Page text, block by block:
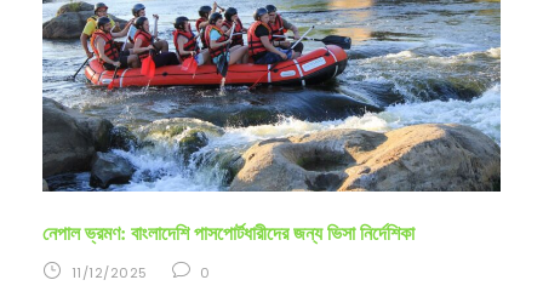
নেপাল ভ্রমণ: বাংলাদেশি পাসপোর্টধারীদের জন্য ভিসা নির্দেশিকা
11/12/2025 0